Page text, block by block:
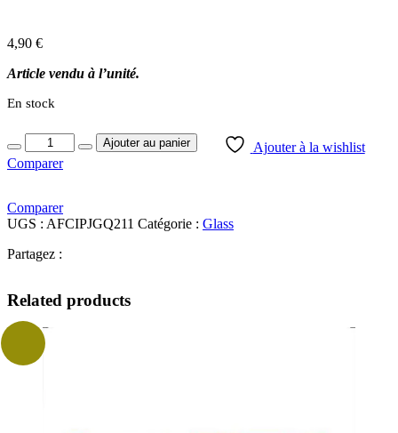
4,90 €
Article vendu à l’unité.
En stock
Quantity Ajouter au panier
Ajouter à la wishlist
Comparer
Comparer
UGS : AFCIPJGQ211 Catégorie : Glass
Partagez :
Related products